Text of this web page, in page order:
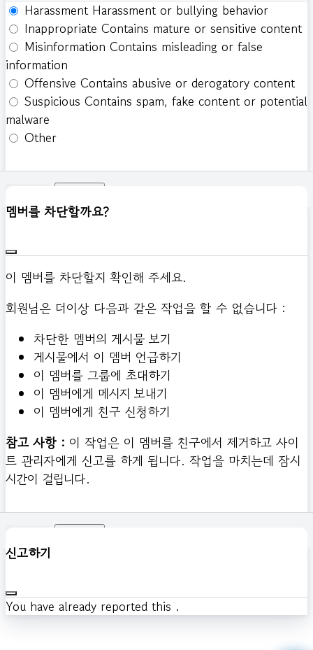
Harassment Harassment or bullying behavior
Inappropriate Contains mature or sensitive content
Misinformation Contains misleading or false
information
Offensive Contains abusive or derogatory content
Suspicious Contains spam, fake content or potential
malware
Other
멤버를 차단할까요?
이 멤버를 차단할지 확인해 주세요.
회원님은 더이상 다음과 같은 작업을 할 수 없습니다 :
차단한 멤버의 게시물 보기
게시물에서 이 멤버 언급하기
이 멤버를 그룹에 초대하기
이 멤버에게 메시지 보내기
이 멤버에게 친구 신청하기
참고 사항 : 이 작업은 이 멤버를 친구에서 제거하고 사이
트 관리자에게 신고를 하게 됩니다. 작업을 마치는데 잠시
시간이 걸립니다.
신고하기
You have already reported this .